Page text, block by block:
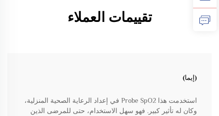
تقييمات العملاء
(إيما)
استخدمت هذا Probe SpO2 في إعداد الرعاية الصحية المنزلية،
وكان له تأثير كبير. فهو سهل الاستخدام، حتى للمرضى الذين